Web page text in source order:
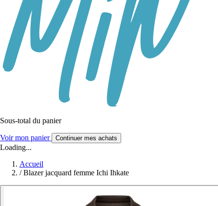
Sous-total du panier
Voir mon panier Continuer mes achats
Loading...
Accueil
/ Blazer jacquard femme Ichi Ihkate